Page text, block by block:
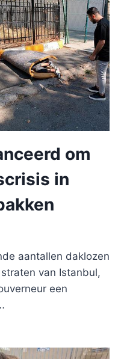
om
in
aantallen daklozen
van Istanbul,
een